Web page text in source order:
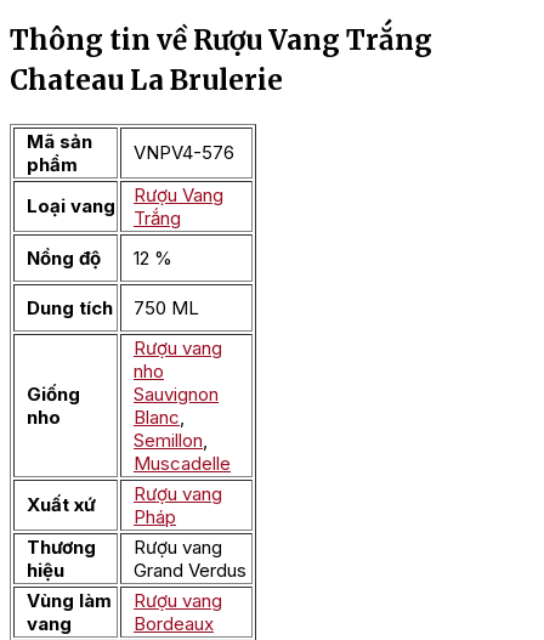
Thông tin về Rượu Vang Trắng
Chateau La Brulerie
Mã sản
phẩm
VNPV4-576
Loại vang
Rượu Vang
Trắng
Nồng độ
12 %
Dung tích 750 ML
Giống
nho
Rượu vang
nho
Sauvignon
Blanc
Semillon
Muscadelle
Xuất xứ
Rượu vang
Pháp
Thương
hiệu
Rượu vang
Grand Verdus
Vùng làm
vang
Rượu vang
Bordeaux